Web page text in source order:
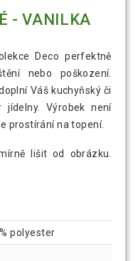
- VANILKA
Deco perfektně
nebo poškození.
Váš kuchyňský či
Výrobek není
prostírání na topení.
lišit od obrázku.
polyester